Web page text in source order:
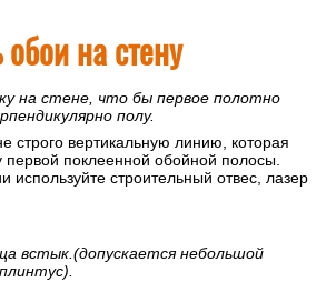
на стену
на стене, что бы первое полотно
полу.
строго вертикальную линию, которая
первой поклеенной обойной полосы.
используйте строительный отвес, лазер
встык.(допускается небольшой